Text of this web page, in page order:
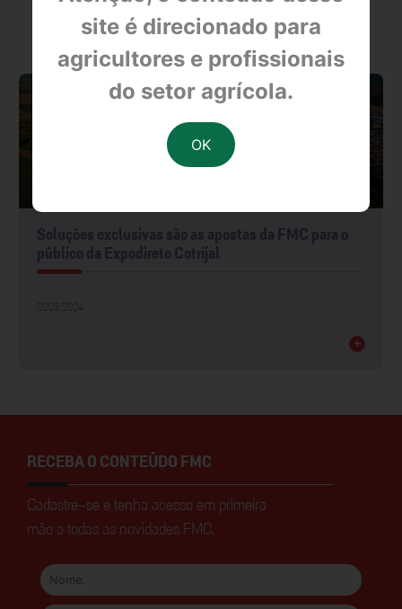
site é direcionado para
agricultores e profissionais
do setor agrícola.
OUTRAS NOTÍCIAS
+
RECEBA O CONTEÚDO FMC
Cadastre-se e tenha acesso em primeira
mão a todas as novidades FMC.